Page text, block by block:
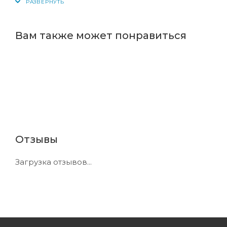
Вам также может понравиться
Отзывы
Загрузка отзывов...